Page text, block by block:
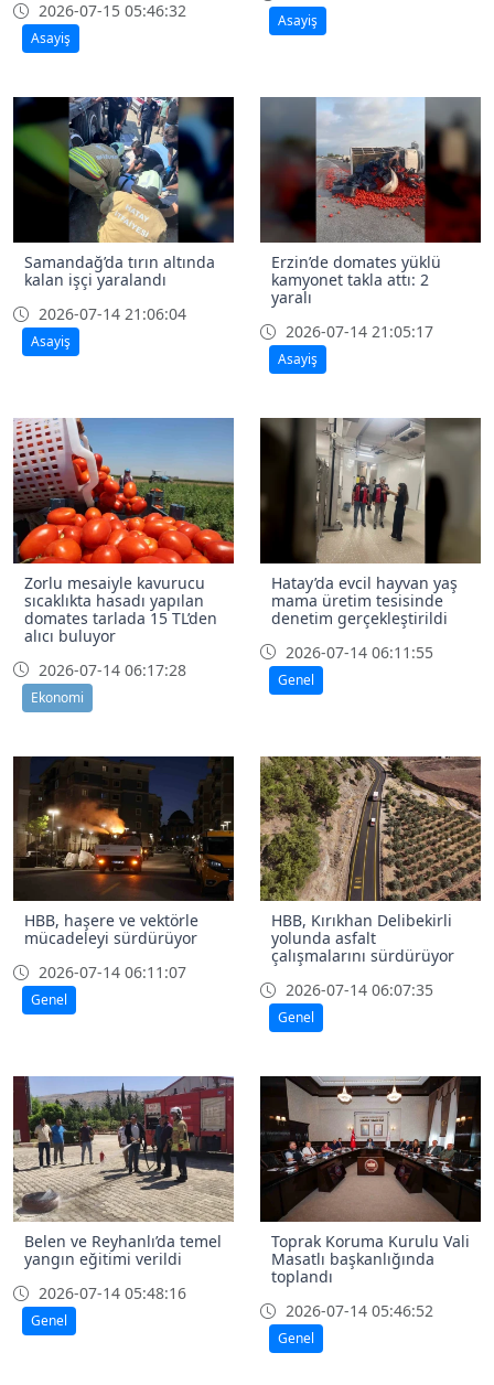
2026-07-15 05:46:32
Asayiş
Asayiş
Samandağ’da tırın altında
kalan işçi yaralandı
2026-07-14 21:06:04
Asayiş
Erzin’de domates yüklü
kamyonet takla attı: 2
yaralı
2026-07-14 21:05:17
Asayiş
Zorlu mesaiyle kavurucu
sıcaklıkta hasadı yapılan
domates tarlada 15 TL’den
alıcı buluyor
2026-07-14 06:17:28
Ekonomi
Hatay’da evcil hayvan yaş
mama üretim tesisinde
denetim gerçekleştirildi
2026-07-14 06:11:55
Genel
HBB, haşere ve vektörle
mücadeleyi sürdürüyor
2026-07-14 06:11:07
Genel
HBB, Kırıkhan Delibekirli
yolunda asfalt
çalışmalarını sürdürüyor
2026-07-14 06:07:35
Genel
Belen ve Reyhanlı’da temel
yangın eğitimi verildi
2026-07-14 05:48:16
Genel
Toprak Koruma Kurulu Vali
Masatlı başkanlığında
toplandı
2026-07-14 05:46:52
Genel